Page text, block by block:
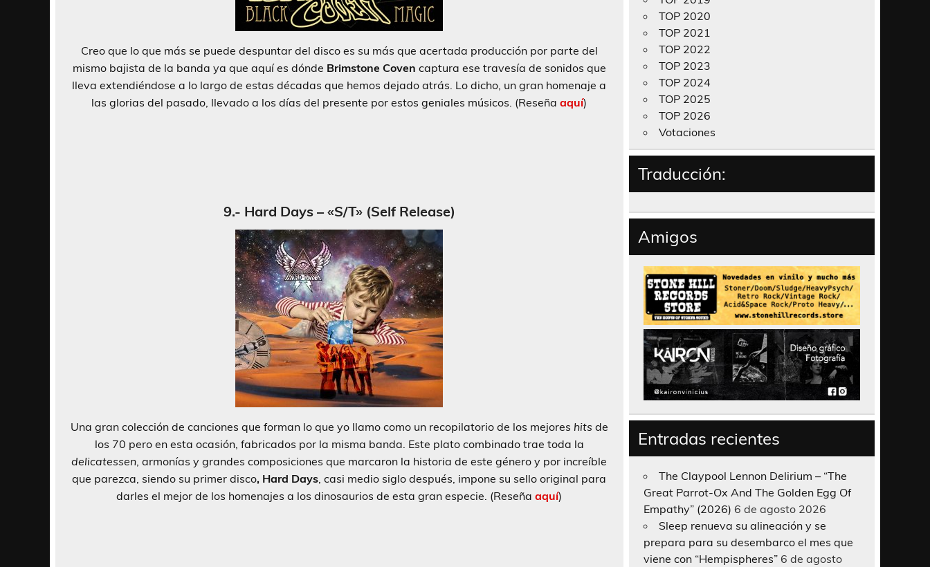
Creo que lo que más se puede despuntar del disco es su más que acertada producción por parte del
mismo bajista de la banda ya que aquí es dónde Brimstone Coven captura ese travesía de sonidos que
lleva extendiéndose a lo largo de estas décadas que hemos dejado atrás. Lo dicho, un gran homenaje a
las glorias del pasado, llevado a los días del presente por estos geniales músicos. (Reseñaaquí)
9.- Hard Days – «S/T» (Self Release)
Una gran colección de canciones que forman lo que yo llamo como un recopilatorio de los mejores hits de
los 70 pero en esta ocasión, fabricados por la misma banda. Este plato combinado trae toda la
delicatessen, armonías y grandes composiciones que marcaron la historia de este género y por increíble
que parezca, siendo su primer disco, Hard Days, casi medio siglo después, impone su sello original para
darles el mejor de los homenajes a los dinosaurios de esta gran especie. (Reseñaaquí)
TOP 2020
TOP 2021
TOP 2022
TOP 2023
TOP 2024
TOP 2025
TOP 2026
Votaciones
Traducción:
Amigos
Entradas recientes
The Claypool Lennon Delirium – “The
Great Parrot-Ox And The Golden Egg Of
Empathy” (2026) 6 de agosto 2026
Sleep renueva su alineación y se
prepara para su desembarco el mes que
viene con “Hempispheres” 6 de agosto